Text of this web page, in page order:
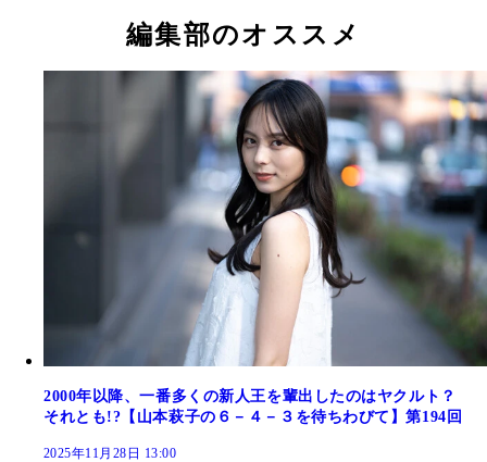
編集部のオススメ
2000年以降、一番多くの新人王を輩出したのはヤクルト？
それとも!?【山本萩子の６－４－３を待ちわびて】第194回
2025年11月28日 13:00